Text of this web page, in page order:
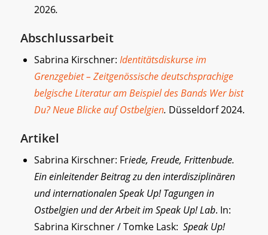
2026.
Abschlussarbeit
Sabrina Kirschner: Identitätsdiskurse im
Grenzgebiet – Zeitgenössische deutschsprachige
belgische Literatur am Beispiel des Bands Wer bist
Du? Neue Blicke auf Ostbelgien. Düsseldorf 2024.
Artikel
Sabrina Kirschner: Friede, Freude, Frittenbude.
Ein einleitender Beitrag zu den interdisziplinären
und internationalen Speak Up! Tagungen in
Ostbelgien und der Arbeit im Speak Up! Lab. In:
Sabrina Kirschner / Tomke Lask: Speak Up!